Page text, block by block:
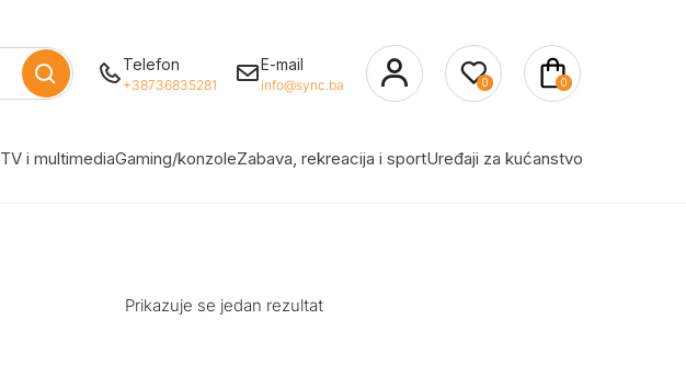
Telefon
+38736835281
E-mail
info@sync.ba 0 0
TV i multimediaGaming/konzoleZabava, rekreacija i sportUređaji za kućanstvo
Prikazuje se jedan rezultat